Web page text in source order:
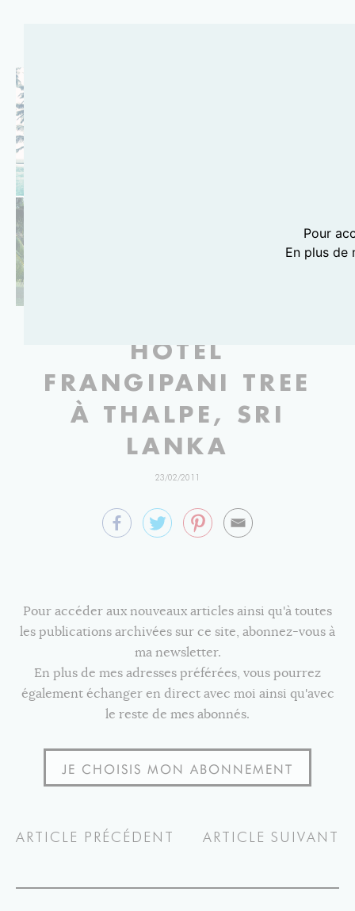
HÔTEL
FRANGIPANI TREE
À THALPE, SRI
LANKA
23/02/2011
Pour accéder aux nouveaux articles ainsi qu'à toutes
les publications archivées sur ce site, abonnez-vous à
ma newsletter.
En plus de mes adresses préférées, vous pourrez
également échanger en direct avec moi ainsi qu'avec
le reste de mes abonnés.
JE CHOISIS MON ABONNEMENT
Pour
En plus de
ARTICLE PRÉCÉDENT ARTICLE SUIVANT